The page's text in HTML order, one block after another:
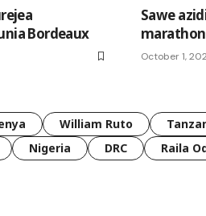
Bordeaux
Sawe
October 1,
William Ruto
Nigeria DRC Raila